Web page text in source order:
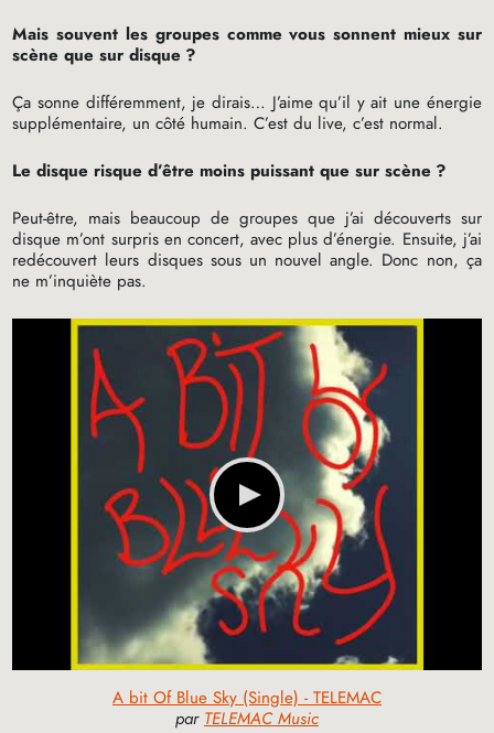
Mais souvent les groupes comme vous sonnent mieux sur
scène que sur disque ?
Ça sonne différemment, je dirais… J’aime qu’il y ait une énergie
supplémentaire, un côté humain. C’est du live, c’est normal.
Le disque risque d’être moins puissant que sur scène ?
Peut-être, mais beaucoup de groupes que j’ai découverts sur
disque m’ont surpris en concert, avec plus d’énergie. Ensuite, j’ai
redécouvert leurs disques sous un nouvel angle. Donc non, ça
ne m’inquiète pas.
A bit Of Blue Sky (Single) - TELEMAC
par TELEMAC Music